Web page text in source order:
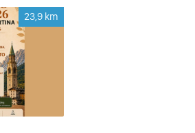
23,9 km